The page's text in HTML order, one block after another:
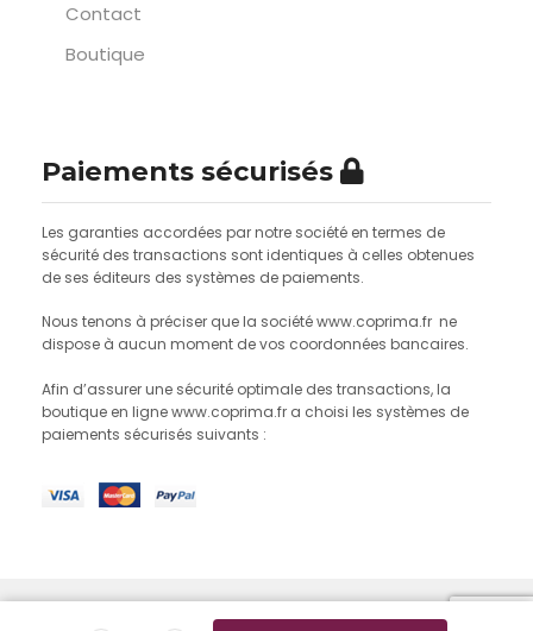
Contact
Boutique
Paiements sécurisés
Les garanties accordées par notre société en termes de
sécurité des transactions sont identiques à celles obtenues
de ses éditeurs des systèmes de paiements.
Nous tenons à préciser que la société www.coprima.fr ne
dispose à aucun moment de vos coordonnées bancaires.
Afin d’assurer une sécurité optimale des transactions, la
boutique en ligne www.coprima.fr a choisi les systèmes de
paiements sécurisés suivants :
© 2022 Coprima |Mentions légales|Conditions